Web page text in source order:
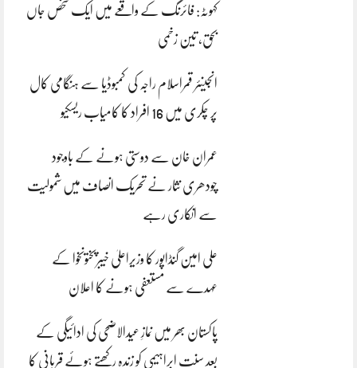
کہوٹہ: فائرنگ کے واقعے میں ایک شخص جاں
بحق، تین زخمی
انجینئر قمراسلام راجہ کی کمبوڈیا سے ہنگامی کال
پر چکری میں 16 افراد کا کامیاب ریسکیو
عمران خان سے دوستی ہونے کے باوجود
چودھری نثار نے تحریک انصاف میں شمولیت
سے انکاری رہے
علی امین گنڈاپور کا وزیراعلیٰ خیبرپختونخوا کے
عہدے سے مستعفی ہونے کا اعلان
پاکستان بھر میں نمازِ عیدالاضحی کی ادائیگی کے
بعد سنتِ ابراہیمی کو زندہ رکھتے ہوئے قربانی کا